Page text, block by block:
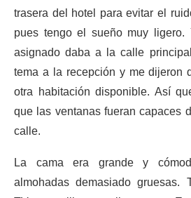
trasera del hotel para evitar el
pues tengo el sueño muy
asignado daba a la calle
tema a la recepción y me dijeron
otra habitación disponible. Así
que las ventanas fueran capaces
calle.
La cama era grande y
almohadas demasiado gruesas.